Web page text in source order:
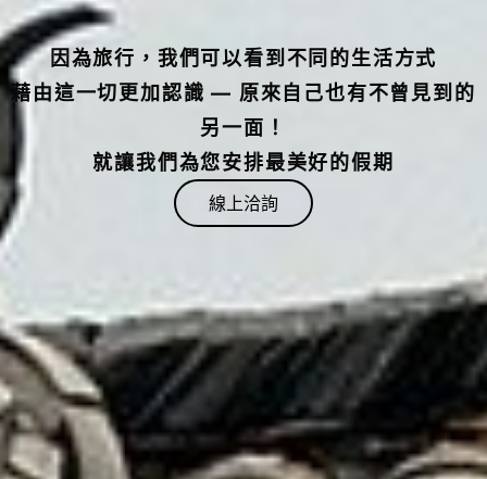
因為旅行，我們可以看到不同的生活方式
藉由這一切更加認識 — 原來自己也有不曾見到的
另一面！
就讓我們為您安排最美好的假期
線上洽詢